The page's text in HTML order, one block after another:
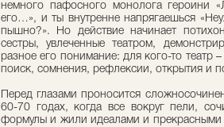
немного пафосного монолога героини
его…», и ты внутренне напрягаешься
пышно?». Но действие начинает
сестры, увлеченные театром,
разное его понимание: для кого-то театр
поиск, сомнения, рефлексии, открытия и
Перед глазами проносится
60-70 годах, когда все вокруг пели,
формулы и жили идеалами и прекрасными